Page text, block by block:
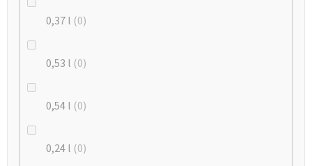
0,37 l 0
0,53 l 0
0,54 l 0
0,24 l 0